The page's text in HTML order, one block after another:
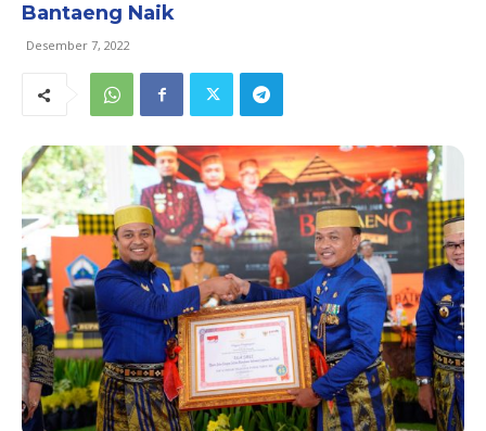
Bantaeng Naik
Desember 7, 2022